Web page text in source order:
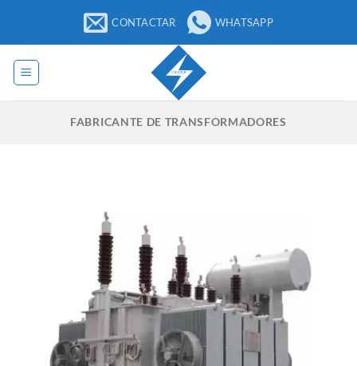
contenido
CONTACTAR WHATSAPP
FABRICANTE DE TRANSFORMADORES